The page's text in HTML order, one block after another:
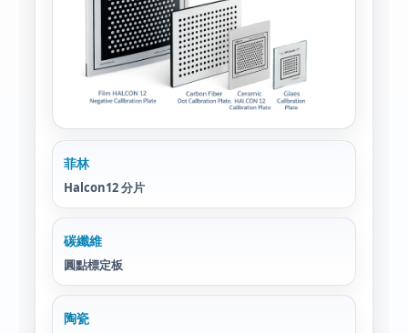
菲林
Halcon12 分片
碳纖維
圓點標定板
陶瓷